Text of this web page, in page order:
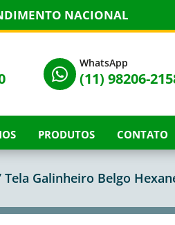
NACIONAL

WhatsApp
(11) 98206-
PRODUTOS CONTATO
Tela Galinheiro Belgo